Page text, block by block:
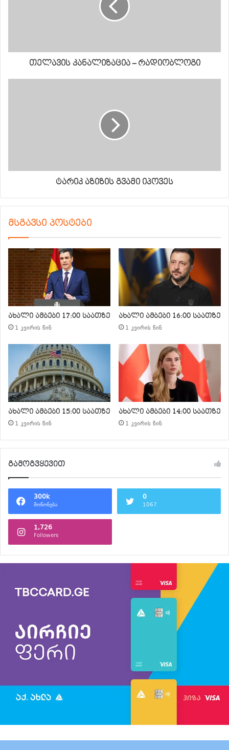
თელავის კანალიზაცია – რადიობლოგი
ტარიკ აზიზის გვამი იპოვეს
მსგავსი პოსტები
ახალი ამბები 17:00 საათზე
1 კვირის წინ
ახალი ამბები 16:00 საათზე
1 კვირის წინ
ახალი ამბები 15:00 საათზე
1 კვირის წინ
ახალი ამბები 14:00 საათზე
1 კვირის წინ
გამოგვყევით
300k
მოწონება
0
1067
1,726
Followers